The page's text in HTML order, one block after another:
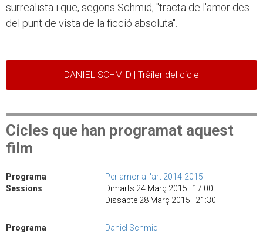
surrealista i que, segons Schmid, "tracta de l'amor des
del punt de vista de la ficció absoluta".
DANIEL SCHMID | Tràiler del cicle
Cicles que han programat aquest
film
Programa
Per amor a l'art 2014-2015
Sessions
Dimarts 24 Març 2015 · 17:00
Dissabte 28 Març 2015 · 21:30
Programa
Daniel Schmid